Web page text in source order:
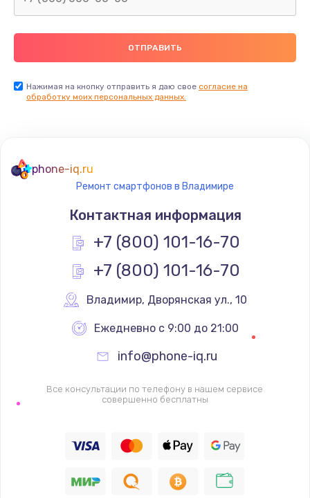
1600 руб.
Заказать
1560 руб.
1800 руб.
Замена тачпада
1660 руб.
Заказать
Замена контроллера питания
Заказать
Настройка Wi-Fi
Заказать
Ремонт петель крышки
Нажимая на кнопку отправить я даю свое согласие на
обработку моих персональных данных.
phone-iq.ru
Ремонт смартфонов в Владимире
Контактная информация
+7 (800) 101-16-70
+7 (800) 101-16-70
Владимир, Дворянская ул., 10
Ежедневно с 9:00 до 21:00
info@phone-iq.ru
Все консультации по телефону в нашем сервисе
совершенно бесплатны